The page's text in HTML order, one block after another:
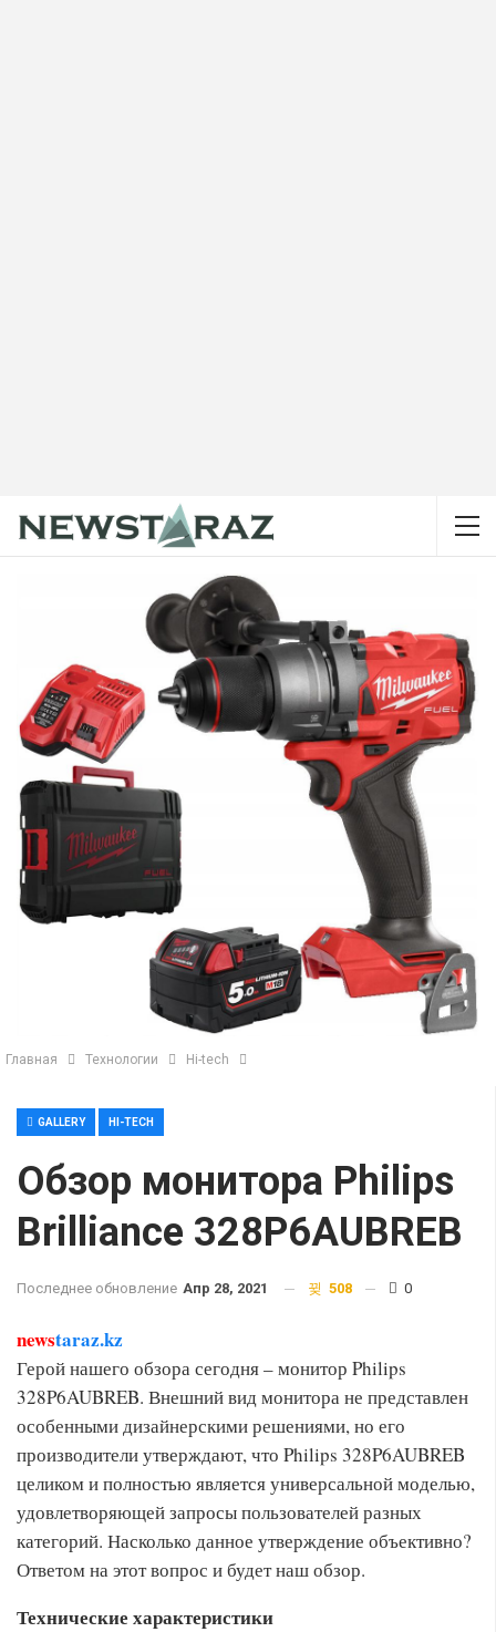
Главная Технологии Hi-tech
GALLERY HI-TECH
Обзор монитора Philips
Brilliance 328P6AUBREB
Последнее обновление Апр 28, 2021 508 0
newstaraz.kz
Герой нашего обзора сегодня – монитор Philips
328P6AUBREB. Внешний вид монитора не представлен
особенными дизайнерскими решениями, но его
производители утверждают, что Philips 328P6AUBREB
целиком и полностью является универсальной моделью,
удовлетворяющей запросы пользователей разных
категорий. Насколько данное утверждение объективно?
Ответом на этот вопрос и будет наш обзор.
Технические характеристики